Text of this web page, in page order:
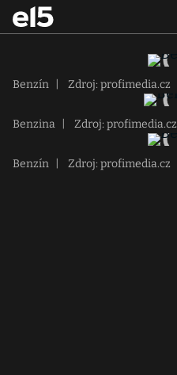
Benzín Zdroj: profimedia.cz
Benzina Zdroj: profimedia.cz
Benzín Zdroj: profimedia.cz